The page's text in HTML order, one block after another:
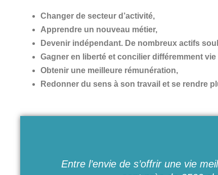
Changer de secteur d’activité,
Apprendre un nouveau métier,
Devenir indépendant. De nombreux actifs
Gagner en liberté et concilier différemment
Obtenir une meilleure rémunération,
Redonner du sens à son travail et se rendre
Entre l’envie de s’offrir une vie